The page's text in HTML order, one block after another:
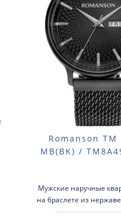
Romanson TM
MB(BK) /
Мужские наручные
на браслете из
Тип механизма: